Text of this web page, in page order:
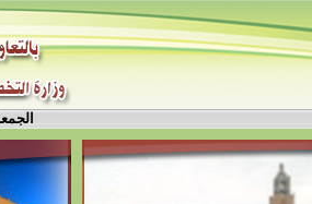
الجمعة، 7 أغسطس 2026، 11:52:19 م